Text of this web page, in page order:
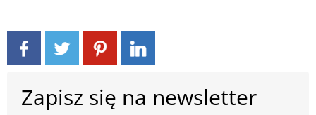
Zapisz się na newsletter